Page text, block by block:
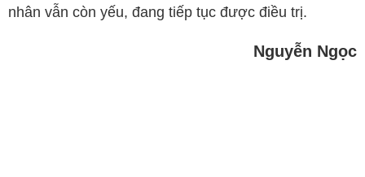
nhân vẫn còn yếu, đang tiếp tục được điều trị.
Nguyễn Ngọc